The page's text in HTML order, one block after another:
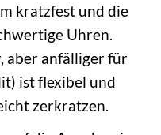
kratzfest und die
Uhren.
aber anfälliger für
ist flexibel und
zerkratzen.